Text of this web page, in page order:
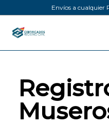
al
contenido
Envíos a cualquier